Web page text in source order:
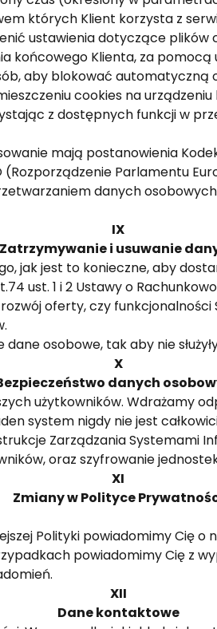
których Klient korzysta z
ustawienia dotyczące
końcowego Klienta, za
aby blokować automatyczną
cookies na
z dostępnych funkcji w
mają postanowienia
Parlamentu
danych
IX
Zatrzymywanie i usuwanie
jak jest to konieczne, aby
ust. 1 i 2 Ustawy o
oferty, czy
osobowe, tak aby nie
X
danych
użytkowników. Wdrażamy
system nigdy nie jest
Zarządzania Systemami
oraz szyfrowanie
XI
Zmiany w Polityce
Polityki powiadomimy Cię o
powiadomimy Cię z
XII
Dane kontaktowe